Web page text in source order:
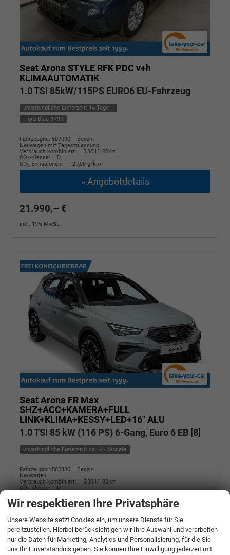
Seat Arona STYLE RFK PDC v+h
KLIMAAUTOMATIK
1.0 TSI 85kW/115PS EURO6 EU-Fahrzeug
unverbindliche Lieferzeit: 14 Tage
Fiord Blau 9K9K
Fahrzeugnr.: 507090
Benzin
Neuwagen mit Tageszulassung
Verbrauch kombiniert:
5,30 l/100km
CO2-Klasse:
D
CO2-Emissionen: 120,00 g/km
» Angebotdetails
21.990,– €
incl. 19% MwSt.
Seat Arona FR Max
SHZ+ACC+KAMERA+FULL
LINK+KLIMA+KESSY+LED+16" ALU
1.0 TSI 85 kW (116 PS) 6-Gang, Euro 6 EB [8]
unverbindliche Lieferzeit: ca. 5-7 Monate
Fahrzeugnr.: 502330
Benzin
Neuwagen
Verbrauch kombiniert:
5,30 l/100km
CO2-Klasse:
D
22.440,– €
Wir respektieren Ihre Privatsphäre
Unsere Website setzt Cookies ein, um unsere Dienste für Sie
bereitzustellen. Hierbei berücksichtigen wir Ihre Auswahl und verarbeiten
nur die Daten für Marketing, Analytics und Personalisierung, für die Sie
uns Ihr Einverständnis geben. Sie können Ihre Einwilligung jederzeit mit